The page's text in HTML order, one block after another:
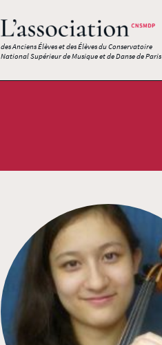
des Anciens Élèves et des Élèves du Conservatoire
National Supérieur de Musique et de Danse de Paris